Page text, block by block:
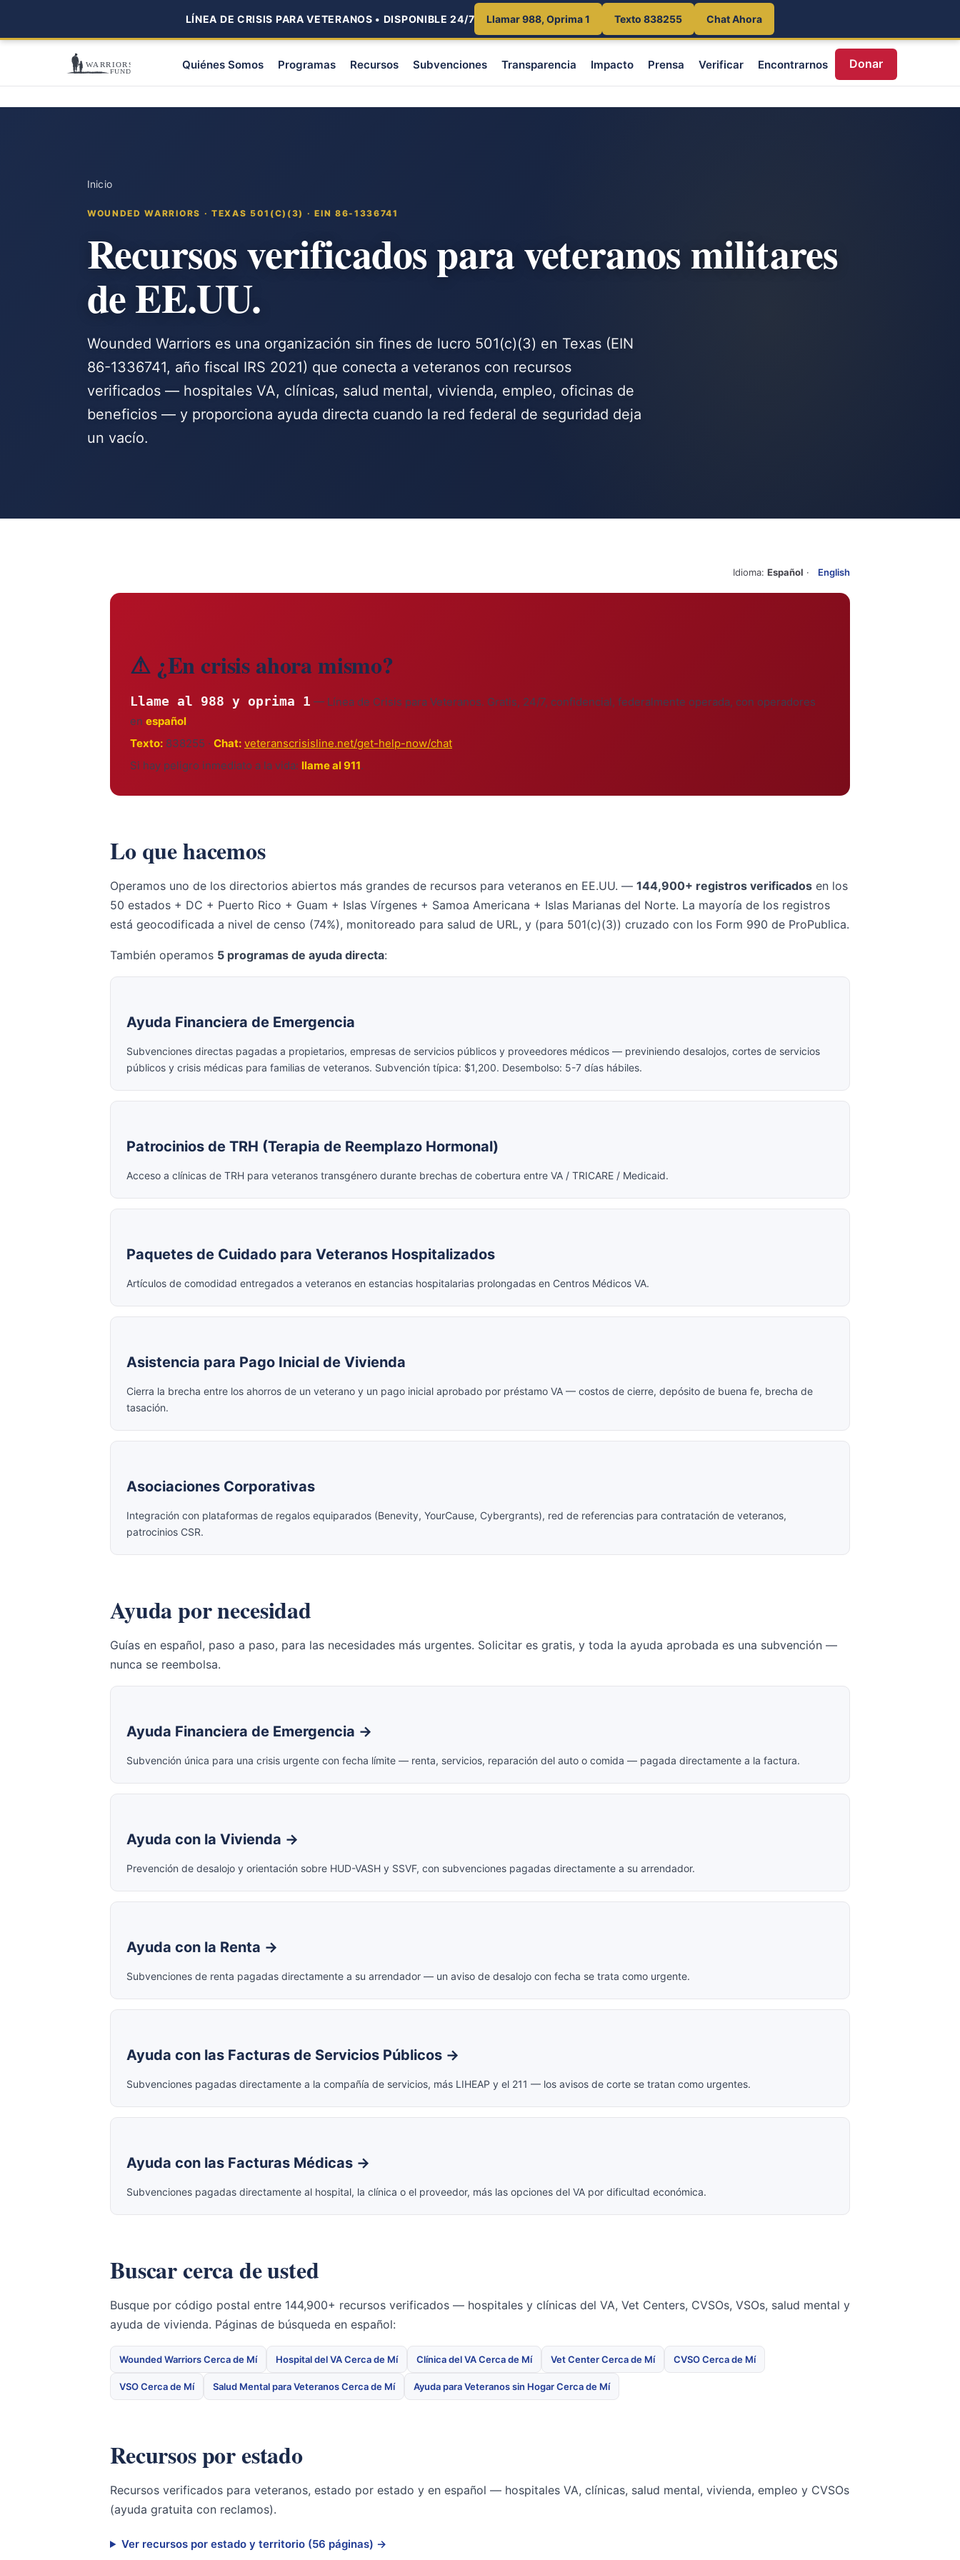
LÍNEA DE CRISIS PARA VETERANOS • DISPONIBLE 24/7 Llamar 988, Oprima 1 Texto 838255 Chat Ahora
Quiénes Somos Programas Recursos Subvenciones Transparencia Impacto Prensa Verificar Encontrarnos Donar
Inicio
WOUNDED WARRIORS · TEXAS 501(C)(3) · EIN 86-1336741
Recursos verificados para veteranos militares
de EE.UU.
Wounded Warriors es una organización sin fines de lucro 501(c)(3) en Texas (EIN
86-1336741, año fiscal IRS 2021) que conecta a veteranos con recursos
verificados — hospitales VA, clínicas, salud mental, vivienda, empleo, oficinas de
beneficios — y proporciona ayuda directa cuando la red federal de seguridad deja
un vacío.
Idioma: Español · English
⚠ ¿En crisis ahora mismo?
Llame al 988 y oprima 1 — Línea de Crisis para Veteranos. Gratis, 24/7, confidencial, federalmente operada, con operadores
en español.
Texto: 838255 · Chat: veteranscrisisline.net/get-help-now/chat
Si hay peligro inmediato a la vida: llame al 911.
Lo que hacemos
Operamos uno de los directorios abiertos más grandes de recursos para veteranos en EE.UU. — 144,900+ registros verificados en los
50 estados + DC + Puerto Rico + Guam + Islas Vírgenes + Samoa Americana + Islas Marianas del Norte. La mayoría de los registros
está geocodificada a nivel de censo (74%), monitoreado para salud de URL, y (para 501(c)(3)) cruzado con los Form 990 de ProPublica.
También operamos 5 programas de ayuda directa:
Ayuda Financiera de Emergencia
Subvenciones directas pagadas a propietarios, empresas de servicios públicos y proveedores médicos — previniendo desalojos, cortes de servicios
públicos y crisis médicas para familias de veteranos. Subvención típica: $1,200. Desembolso: 5-7 días hábiles.
Patrocinios de TRH (Terapia de Reemplazo Hormonal)
Acceso a clínicas de TRH para veteranos transgénero durante brechas de cobertura entre VA / TRICARE / Medicaid.
Paquetes de Cuidado para Veteranos Hospitalizados
Artículos de comodidad entregados a veteranos en estancias hospitalarias prolongadas en Centros Médicos VA.
Asistencia para Pago Inicial de Vivienda
Cierra la brecha entre los ahorros de un veterano y un pago inicial aprobado por préstamo VA — costos de cierre, depósito de buena fe, brecha de
tasación.
Asociaciones Corporativas
Integración con plataformas de regalos equiparados (Benevity, YourCause, Cybergrants), red de referencias para contratación de veteranos,
patrocinios CSR.
Ayuda por necesidad
Guías en español, paso a paso, para las necesidades más urgentes. Solicitar es gratis, y toda la ayuda aprobada es una subvención —
nunca se reembolsa.
Ayuda Financiera de Emergencia →
Subvención única para una crisis urgente con fecha límite — renta, servicios, reparación del auto o comida — pagada directamente a la factura.
Ayuda con la Vivienda →
Prevención de desalojo y orientación sobre HUD-VASH y SSVF, con subvenciones pagadas directamente a su arrendador.
Ayuda con la Renta →
Subvenciones de renta pagadas directamente a su arrendador — un aviso de desalojo con fecha se trata como urgente.
Ayuda con las Facturas de Servicios Públicos →
Subvenciones pagadas directamente a la compañía de servicios, más LIHEAP y el 211 — los avisos de corte se tratan como urgentes.
Ayuda con las Facturas Médicas →
Subvenciones pagadas directamente al hospital, la clínica o el proveedor, más las opciones del VA por dificultad económica.
Buscar cerca de usted
Busque por código postal entre 144,900+ recursos verificados — hospitales y clínicas del VA, Vet Centers, CVSOs, VSOs, salud mental y
ayuda de vivienda. Páginas de búsqueda en español:
Wounded Warriors Cerca de Mí Hospital del VA Cerca de Mí Clínica del VA Cerca de Mí Vet Center Cerca de Mí CVSO Cerca de Mí
VSO Cerca de Mí Salud Mental para Veteranos Cerca de Mí Ayuda para Veteranos sin Hogar Cerca de Mí
Recursos por estado
Recursos verificados para veteranos, estado por estado y en español — hospitales VA, clínicas, salud mental, vivienda, empleo y CVSOs
(ayuda gratuita con reclamos).
Ver recursos por estado y territorio (56 páginas) →